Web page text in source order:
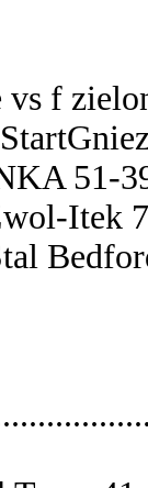
vs f
51-
Itek